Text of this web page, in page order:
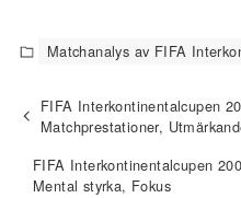
Matchanalys av FIFA
FIFA Interkontinentalcupen
Matchprestationer,
FIFA Interkontinentalcupen
Mental styrka, Fokus